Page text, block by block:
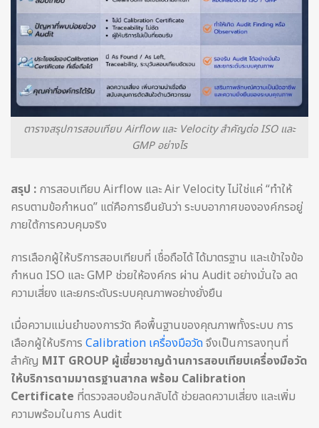
ตารางสรุปการสอบเทียบ Airflow และ Velocity สำคัญต่อ ISO และ
GMP อย่างไร
สรุป : การสอบเทียบ Airflow และ Air Velocity ไม่ใช่แค่ “ทำให้
ครบตามข้อกำหนด” แต่คือการยืนยันว่า ระบบอากาศขององค์กรอยู่
ภายใต้การควบคุมจริง
การเลือกผู้ให้บริการสอบเทียบที่ เชื่อถือได้ ได้มาตรฐาน และเข้าใจข้อ
กำหนด ISO และ GMP ช่วยให้องค์กร ผ่าน Audit อย่างมั่นใจ ลด
ความเสี่ยง และยกระดับระบบคุณภาพอย่างยั่งยืน
เมื่อความแม่นยำของการวัด คือพื้นฐานของคุณภาพทั้งระบบ การ
เลือกผู้ให้บริการ Calibration เครื่องมือวัดจึงเป็นการลงทุนที่
สำคัญ MIT GROUP ผู้เชี่ยวชาญด้านการสอบเทียบเครื่องมือวัด
ให้บริการตามมาตรฐานสากล พร้อม Calibration
Certificate ที่ตรวจสอบย้อนกลับได้ ช่วยลดความเสี่ยง และเพิ่ม
ความพร้อมในการ Audit